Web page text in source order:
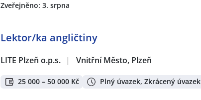
Zveřejněno: 3. srpna
Lektor/ka angličtiny
LITE Plzeň o.p.s. | Vnitřní Město, Plzeň
25 000 – 50 000 Kč Plný úvazek, Zkrácený úvazek